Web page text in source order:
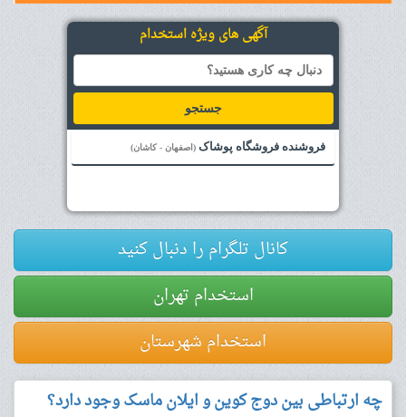
آگهی های ویژه استخدام
جستجو
فروشنده فروشگاه پوشاک (اصفهان - کاشان)
کانال تلگرام را دنبال کنید
استخدام تهران
استخدام شهرستان
چه ارتباطی بین دوج کوین و ایلان ماسک وجود دارد؟